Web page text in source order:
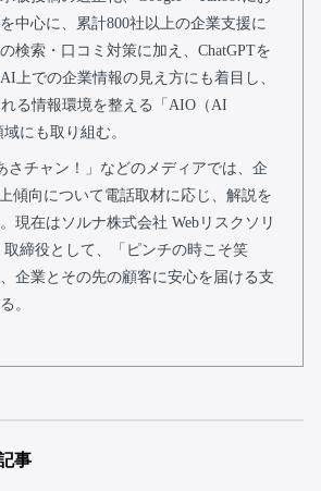
中心に、累計800社以上の企業支援に
検索・口コミ対策に加え、ChatGPTを
上での企業情報の見え方にも着目し、
る情報環境を整える「AIO（AI
にも取り組む。
さチャン！」などのメディアでは、企
傾向について電話取材に応じ、解説を
現在はソルナ株式会社 Webリスクソリ
取締役として、「ピンチの時こそ笑
企業とその先の顧客に安心を届ける支
。
事